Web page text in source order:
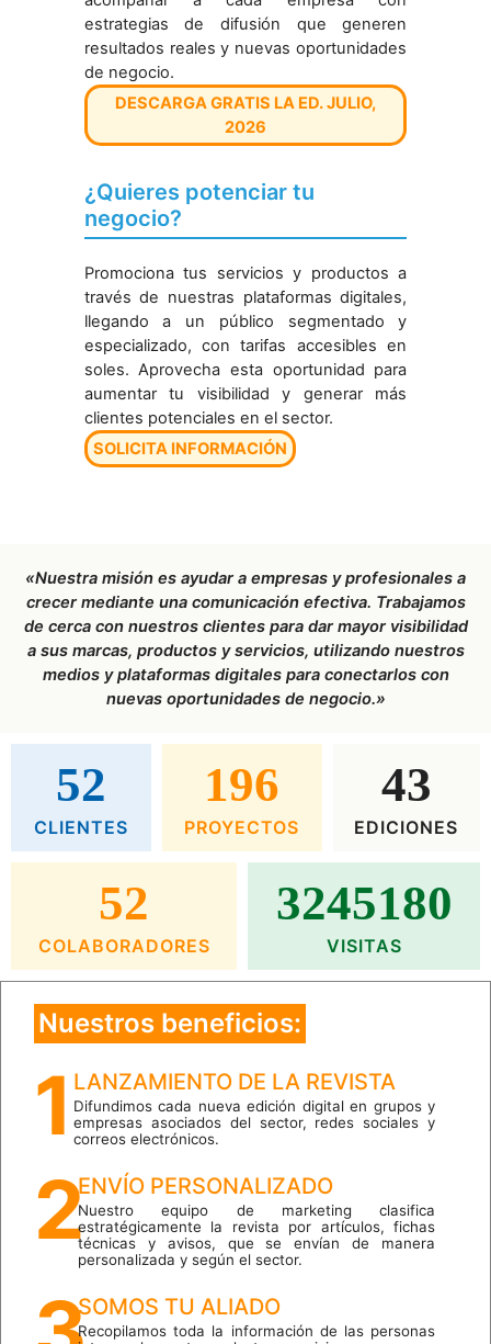
estrategias de difusión que generen
resultados reales y nuevas oportunidades
de negocio.
DESCARGA GRATIS LA ED. JULIO,
2026
¿Quieres potenciar tu
negocio?
Promociona tus servicios y productos a
través de nuestras plataformas digitales,
llegando a un público segmentado y
especializado, con tarifas accesibles en
soles. Aprovecha esta oportunidad para
aumentar tu visibilidad y generar más
clientes potenciales en el sector.
SOLICITA INFORMACIÓN
«Nuestra misión es ayudar a empresas y profesionales a
crecer mediante una comunicación efectiva. Trabajamos
de cerca con nuestros clientes para dar mayor visibilidad
a sus marcas, productos y servicios, utilizando nuestros
medios y plataformas digitales para conectarlos con
nuevas oportunidades de negocio.»
52
CLIENTES
196
PROYECTOS
43
EDICIONES
52
COLABORADORES
3245180
VISITAS
Nuestros beneficios:
1 LANZAMIENTO DE LA REVISTA
Difundimos cada nueva edición digital en grupos y
empresas asociados del sector, redes sociales y
correos electrónicos.
2ENVÍO PERSONALIZADO
Nuestro equipo de marketing clasifica
estratégicamente la revista por artículos, fichas
técnicas y avisos, que se envían de manera
personalizada y según el sector.
SOMOS TU ALIADO
Recopilamos toda la información de las personas